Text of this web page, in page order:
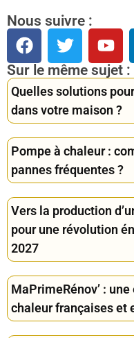
Nous suivre :
Sur le même sujet :
Quelles solutions
dans votre maison ?
Pompe à chaleur :
pannes fréquentes ?
Vers la production
pour une révolution
2027
MaPrimeRénov’ :
chaleur françaises et